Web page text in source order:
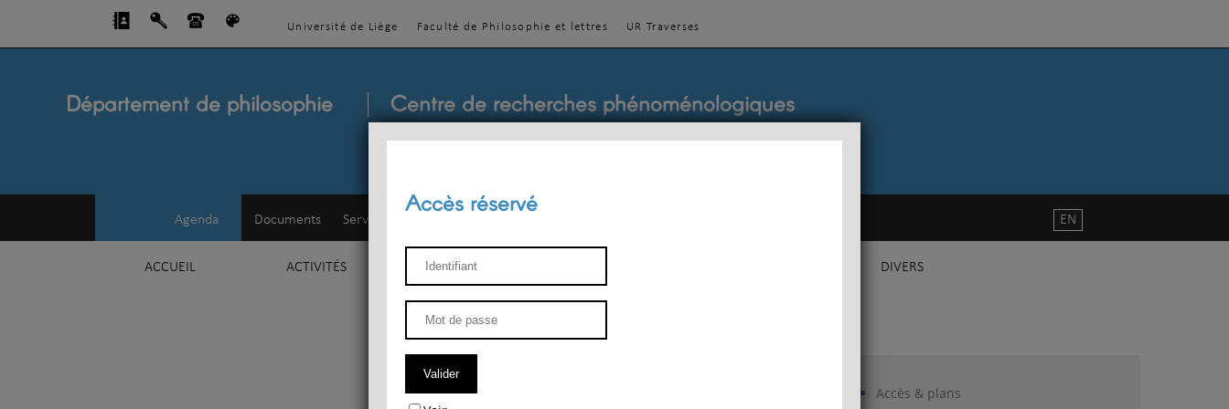
Université de Liège Faculté de Philosophie et lettres UR Traverses
Département de philosophie Centre de recherches phénoménologiques
Agenda Documents Service d'esthétique
ACCUEIL ACTIVITÉS ENSEIGNEMENT DIVERS
EN
Accès & plans
Accès réservé